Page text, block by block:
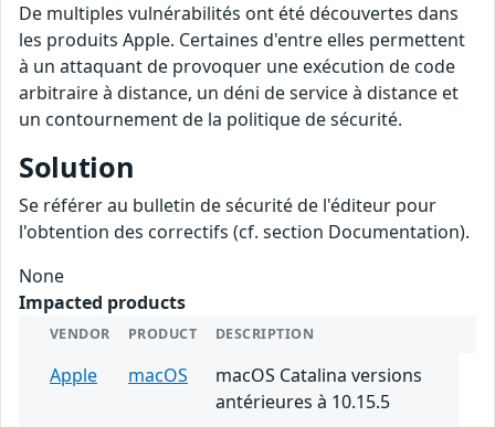
De multiples vulnérabilités ont été découvertes dans
les produits Apple. Certaines d'entre elles permettent
à un attaquant de provoquer une exécution de code
arbitraire à distance, un déni de service à distance et
un contournement de la politique de sécurité.
Solution
Se référer au bulletin de sécurité de l'éditeur pour
l'obtention des correctifs (cf. section Documentation).
None
Impacted products
VENDOR PRODUCT DESCRIPTION
Apple macOS
macOS Catalina versions
antérieures à 10.15.5